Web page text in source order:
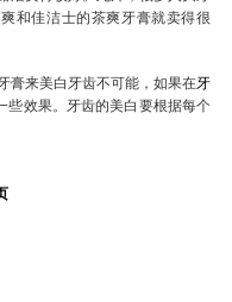
和佳洁士的茶爽牙膏就卖得很
膏来美白牙齿不可能，如果在牙
些效果。牙齿的美白要根据每个